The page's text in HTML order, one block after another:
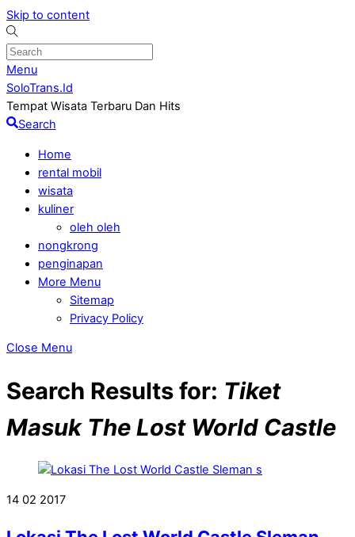
Skip to content
Menu
SoloTrans.Id
Tempat Wisata Terbaru Dan Hits
Search
Home
rental mobil
wisata
kuliner
oleh oleh
nongkrong
penginapan
More Menu
Sitemap
Privacy Policy
Close Menu
Search Results for: Tiket
Masuk The Lost World Castle
14 02 2017